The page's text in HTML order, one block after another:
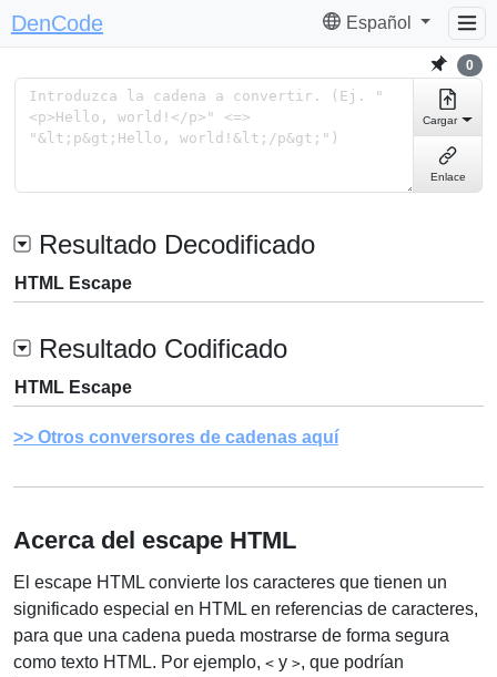
DenCode Español
0
Cargar
Enlace
Resultado Decodificado
HTML Escape
Resultado Codificado
HTML Escape
Otros conversores de cadenas aquí
Acerca del escape HTML
El escape HTML convierte los caracteres que tienen un
significado especial en HTML en referencias de caracteres,
para que una cadena pueda mostrarse de forma segura
como texto HTML. Por ejemplo, < y >, que podrían